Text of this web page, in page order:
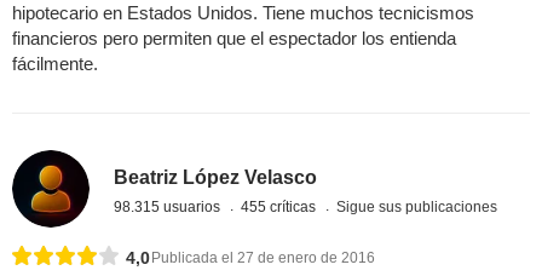
hipotecario en Estados Unidos. Tiene muchos tecnicismos
financieros pero permiten que el espectador los entienda
fácilmente.
Beatriz López Velasco
98.315 usuarios 455 críticas Sigue sus publicaciones
4,0Publicada el 27 de enero de 2016